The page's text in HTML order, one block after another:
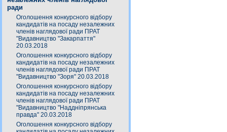
ради
Оголошення конкурсного відбору
кандидатів на посаду незалежних
членів наглядової ради ПРАТ
"Видавництво "Закарпаття"
20.03.2018
Оголошення конкурсного відбору
кандидатів на посаду незалежних
членів наглядової ради ПРАТ
"Видавництво "Зоря" 20.03.2018
Оголошення конкурсного відбору
кандидатів на посаду незалежних
членів наглядової ради ПРАТ
"Видавництво "Наддніпрянська
правда" 20.03.2018
Оголошення конкурсного відбору